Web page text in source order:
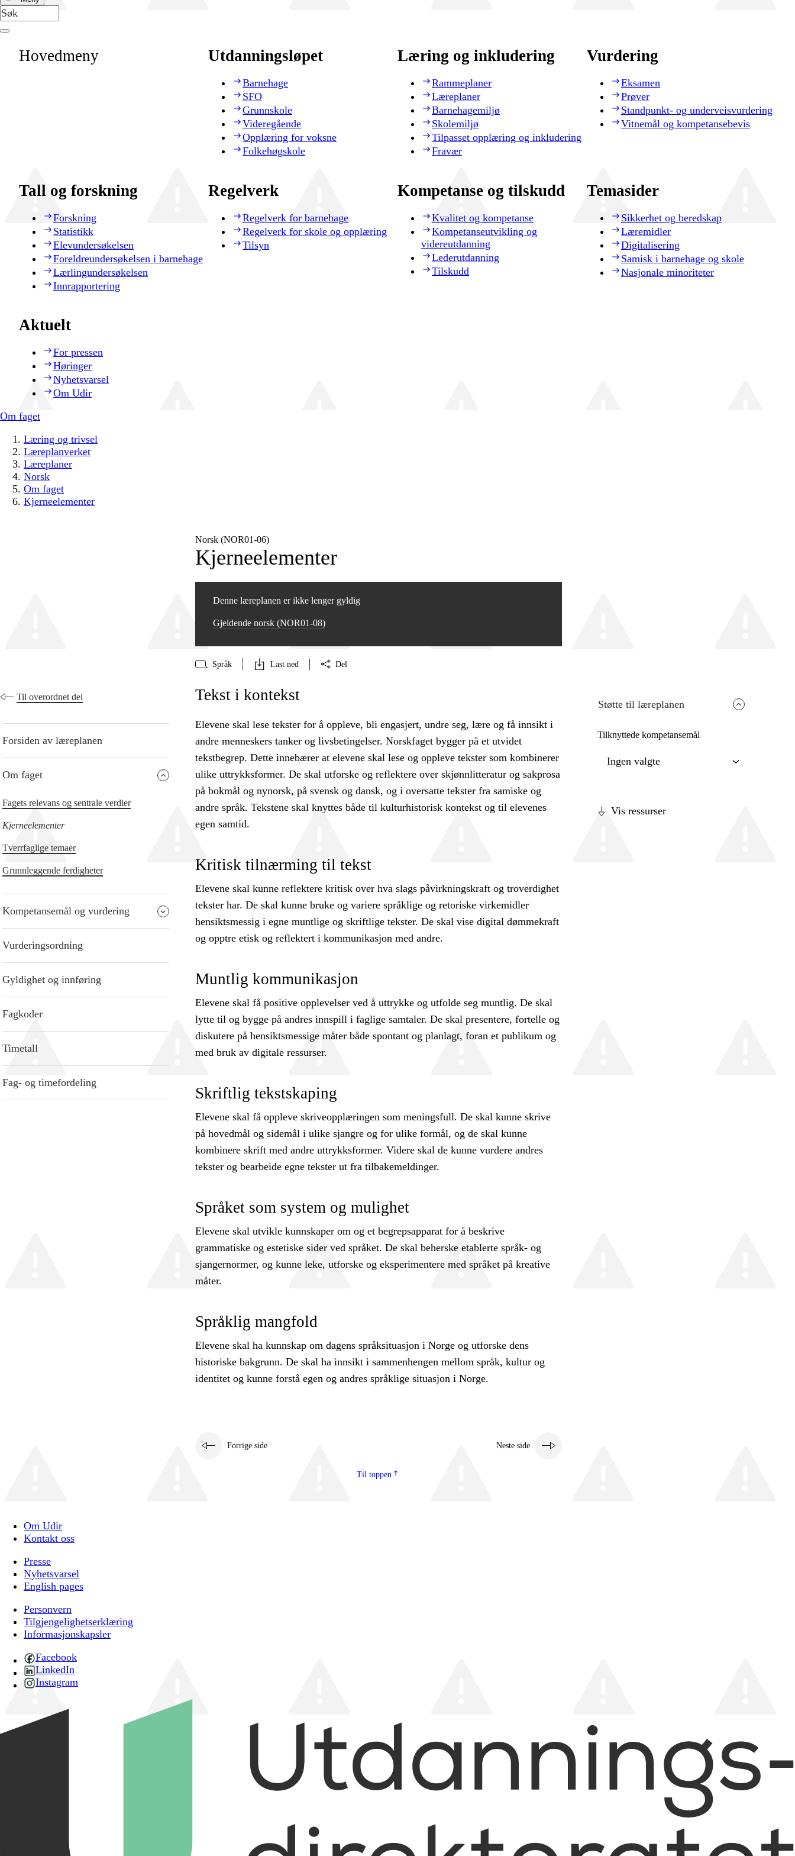
Hovedmeny Utdanningsløpet
Barnehage
SFO
Grunnskole
Videregående
Opplæring for voksne
Folkehøgskole
Læring og inkludering
Rammeplaner
Læreplaner
Barnehagemiljø
Skolemiljø
Tilpasset opplæring og inkludering
Fravær
Vurdering
Eksamen
Prøver
Standpunkt- og underveisvurdering
Vitnemål og kompetansebevis
Tall og forskning
Forskning
Statistikk
Elevundersøkelsen
Foreldreundersøkelsen i barnehage
Lærlingundersøkelsen
Innrapportering
Regelverk
Regelverk for barnehage
Regelverk for skole og opplæring
Tilsyn
Kompetanse og tilskudd
Kvalitet og kompetanse
Kompetanseutvikling og
videreutdanning
Lederutdanning
Tilskudd
Temasider
Sikkerhet og beredskap
Læremidler
Digitalisering
Samisk i barnehage og skole
Nasjonale minoriteter
Aktuelt
For pressen
Høringer
Nyhetsvarsel
Om Udir
Om faget
Læring og trivsel
Læreplanverket
Læreplaner
Norsk
Om faget
Kjerneelementer
Norsk (NOR01‑06)
Kjerneelementer
Denne læreplanen er ikke lenger gyldig
Gjeldende norsk (NOR01‑08)
Språk Last ned Del
Til overordnet del
Forsiden av læreplanen
Om faget
Fagets relevans og sentrale verdier
Kjerneelementer
Tverrfaglige temaer
Grunnleggende ferdigheter
Kompetansemål og vurdering
Vurderingsordning
Gyldighet og innføring
Fagkoder
Timetall
Fag- og timefordeling
Støtte til læreplanen
Tilknyttede kompetansemål
Ingen valgte
Vis ressurser
Tekst i kontekst
Elevene skal lese tekster for å oppleve, bli engasjert, undre seg, lære og få innsikt i
andre menneskers tanker og livsbetingelser. Norskfaget bygger på et utvidet
tekstbegrep. Dette innebærer at elevene skal lese og oppleve tekster som kombinerer
ulike uttrykksformer. De skal utforske og reflektere over skjønnlitteratur og sakprosa
på bokmål og nynorsk, på svensk og dansk, og i oversatte tekster fra samiske og
andre språk. Tekstene skal knyttes både til kulturhistorisk kontekst og til elevenes
egen samtid.
Kritisk tilnærming til tekst
Elevene skal kunne reflektere kritisk over hva slags påvirkningskraft og troverdighet
tekster har. De skal kunne bruke og variere språklige og retoriske virkemidler
hensiktsmessig i egne muntlige og skriftlige tekster. De skal vise digital dømmekraft
og opptre etisk og reflektert i kommunikasjon med andre.
Muntlig kommunikasjon
Elevene skal få positive opplevelser ved å uttrykke og utfolde seg muntlig. De skal
lytte til og bygge på andres innspill i faglige samtaler. De skal presentere, fortelle og
diskutere på hensiktsmessige måter både spontant og planlagt, foran et publikum og
med bruk av digitale ressurser.
Skriftlig tekstskaping
Elevene skal få oppleve skriveopplæringen som meningsfull. De skal kunne skrive
på hovedmål og sidemål i ulike sjangre og for ulike formål, og de skal kunne
kombinere skrift med andre uttrykksformer. Videre skal de kunne vurdere andres
tekster og bearbeide egne tekster ut fra tilbakemeldinger.
Språket som system og mulighet
Elevene skal utvikle kunnskaper om og et begrepsapparat for å beskrive
grammatiske og estetiske sider ved språket. De skal beherske etablerte språk- og
sjangernormer, og kunne leke, utforske og eksperimentere med språket på kreative
måter.
Språklig mangfold
Elevene skal ha kunnskap om dagens språksituasjon i Norge og utforske dens
historiske bakgrunn. De skal ha innsikt i sammenhengen mellom språk, kultur og
identitet og kunne forstå egen og andres språklige situasjon i Norge.
Forrige side Neste side
Til toppen
Om Udir
Kontakt oss
Presse
Nyhetsvarsel
English pages
Personvern
Tilgjengelighetserklæring
Informasjonskapsler
Facebook
LinkedIn
Instagram